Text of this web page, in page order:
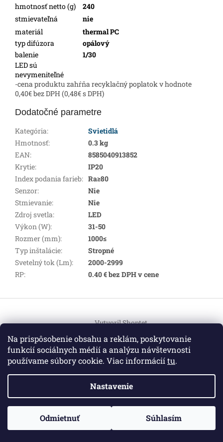
Na prispôsobenie obsahu a reklám, poskytovanie
funkcií sociálnych médií a analýzu návštevnosti
používame súbory cookie. Viac informáciítu.
Nastavenie
Odmietnuť Súhlasím
ZO ZDRAVOTNÝCH DÔVODOV BUDÚ VAŠE OBJEDNÁVKY
hmotnosť netto (g)
240
stmievateľná
nie
materiál
thermal PC
typ difúzora
opálový
balenie
1/30
LED sú
nevymeniteľné
-cena produktu zahŕňa recyklačný poplatok v hodnote
0,40€ bez DPH (0,48€ s DPH)
Dodatočné parametre
Kategória:
Svietidlá
Hmotnosť:
0.3 kg
EAN:
8585040913852
Krytie:
IP20
Index podania farieb: Ra≥80
Senzor:
Nie
Stmievanie:
Nie
Zdroj svetla:
LED
Výkon (W):
31-50
Rozmer (mm):
1000≤
Typ inštalácie:
Stropné
Svetelný tok (Lm):
2000-2999
RP: 0.40 € bez DPH v cene
p
Vytvoril Shoptet
Copyright 2026HEMI Elektro. Všetky práva vyhradené.
Upraviť nastavenie cookies
Informácie pre vás
|Certifikáty| Kontakt|Obchodné
podmienky|GDPR